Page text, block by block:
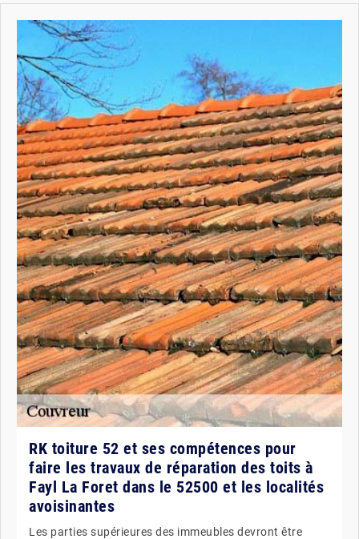
RK toiture 52 et ses compétences pour
faire les travaux de réparation des toits à
Fayl La Foret dans le 52500 et les localités
avoisinantes
Les parties supérieures des immeubles devront être